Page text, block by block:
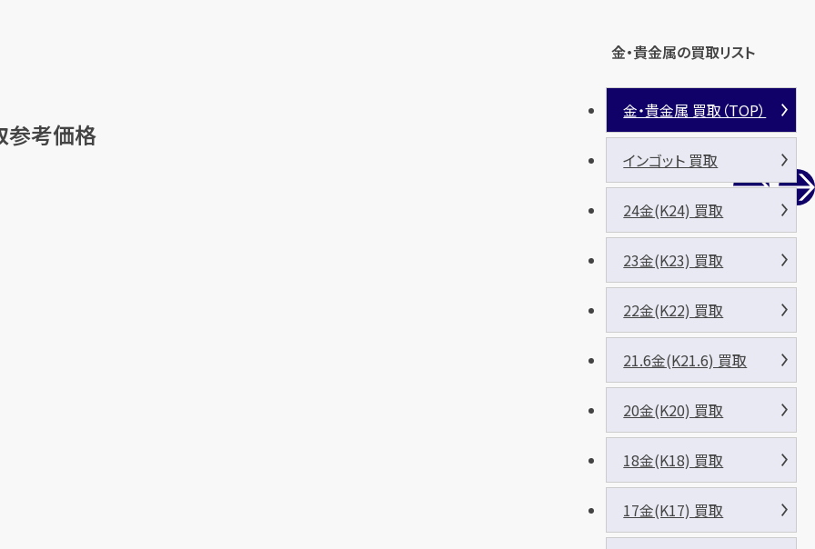
参考価格
金・貴金属の買取リスト
金・貴金属 買取（TOP）
インゴット 買取
24金(K24) 買取
23金(K23) 買取
22金(K22) 買取
21.6金(K21.6) 買取
20金(K20) 買取
18金(K18) 買取
17金(K17) 買取